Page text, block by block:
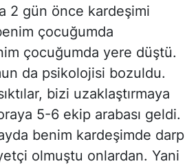
2 gün önce kardeşimi
çocuğumda
çocuğumda yere düştü.
da psikolojisi bozuldu.
bizi uzaklaştırmaya
5-6 ekip arabası geldi.
benim kardeşimde darp
olmuştu onlardan. Yani